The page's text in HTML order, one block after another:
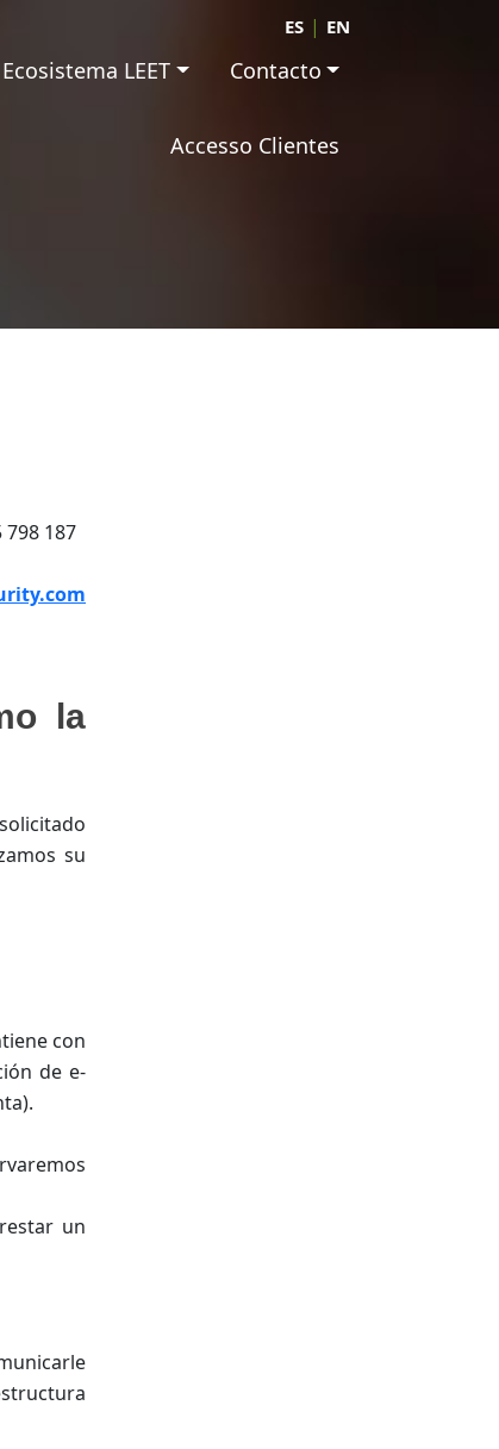
ES | EN
Ecosistema LEET Contacto
Accesso Clientes
187
la
su
con
de e-
un